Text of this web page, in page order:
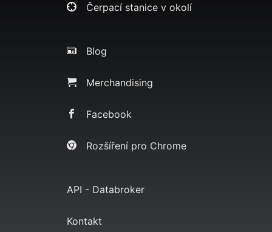
Čerpací stanice v okolí
Blog
Merchandising
Facebook
Rozšíření pro Chrome
API - Databroker
Kontakt